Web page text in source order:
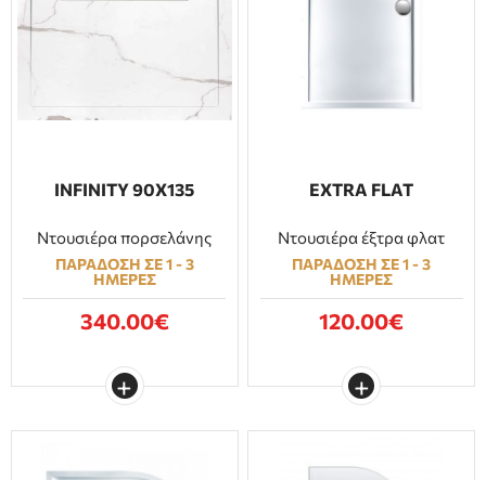
INFINITY 90Χ135
Ντουσιέρα πορσελάνης
ΠΑΡΑΔΟΣΗ ΣΕ 1 - 3
ΗΜΕΡΕΣ
340.00€
EXTRA FLAT
Ντουσιέρα έξτρα φλατ
ΠΑΡΑΔΟΣΗ ΣΕ 1 - 3
ΗΜΕΡΕΣ
120.00€